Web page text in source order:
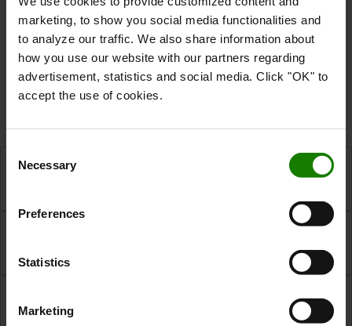
marketing, to show you social media functionalities and
to analyze our traffic. We also share information about
how you use our website with our partners regarding
advertisement, statistics and social media. Click "OK" to
accept the use of cookies.
Selection
Necessary
Preferences
Statistics
Marketing
Det er her, logistiktrends opstår. Ikke som abstrakte
begreber, men sompraktiske svar på de udfordringerog
forventninger, som virksomheder møder på tværs af
forsyningskæden. Det er disse udviklinger, der indgår i
vores trendradar.
Toyotas Trend Radar FAQ
Hvad betyder begreberne under "Eksterne faktorer"
teknologier" i Trend Radar?
Hvad betyder begreberne under "Logistiktrends" i
Trend Radar?